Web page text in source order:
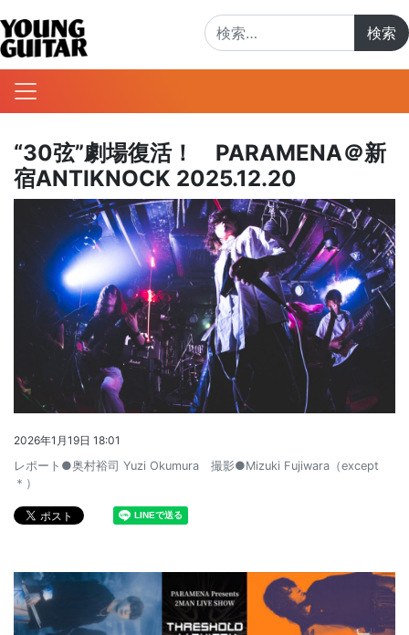
“30弦”劇場復活！ PARAMENA＠新
宿ANTIKNOCK 2025.12.20
2026年1月19日 18:01
レポート●奥村裕司 Yuzi Okumura 撮影●Mizuki Fujiwara（except
＊）